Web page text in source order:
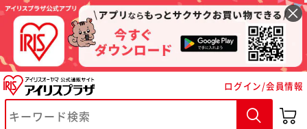
ログイン/会員情報
※ご確認ください